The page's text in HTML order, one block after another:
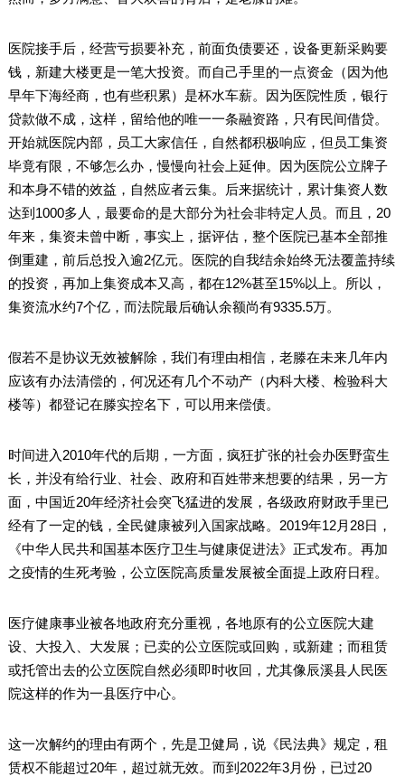
医院接手后，经营亏损要补充，前面负债要还，设备更新采购要
钱，新建大楼更是一笔大投资。而自己手里的一点资金（因为他
早年下海经商，也有些积累）是杯水车薪。因为医院性质，银行
贷款做不成，这样，留给他的唯一一条融资路，只有民间借贷。
开始就医院内部，员工大家信任，自然都积极响应，但员工集资
毕竟有限，不够怎么办，慢慢向社会上延伸。因为医院公立牌子
和本身不错的效益，自然应者云集。后来据统计，累计集资人数
达到1000多人，最要命的是大部分为社会非特定人员。而且，20
年来，集资未曾中断，事实上，据评估，整个医院已基本全部推
倒重建，前后总投入逾2亿元。医院的自我结余始终无法覆盖持续
的投资，再加上集资成本又高，都在12%甚至15%以上。所以，
集资流水约7个亿，而法院最后确认余额尚有9335.5万。
假若不是协议无效被解除，我们有理由相信，老滕在未来几年内
应该有办法清偿的，何况还有几个不动产（内科大楼、检验科大
楼等）都登记在滕实控名下，可以用来偿债。
时间进入2010年代的后期，一方面，疯狂扩张的社会办医野蛮生
长，并没有给行业、社会、政府和百姓带来想要的结果，另一方
面，中国近20年经济社会突飞猛进的发展，各级政府财政手里已
经有了一定的钱，全民健康被列入国家战略。2019年12月28日，
《中华人民共和国基本医疗卫生与健康促进法》正式发布。再加
之疫情的生死考验，公立医院高质量发展被全面提上政府日程。
医疗健康事业被各地政府充分重视，各地原有的公立医院大建
设、大投入、大发展；已卖的公立医院或回购，或新建；而租赁
或托管出去的公立医院自然必须即时收回，尤其像辰溪县人民医
院这样的作为一县医疗中心。
这一次解约的理由有两个，先是卫健局，说《民法典》规定，租
赁权不能超过20年，超过就无效。而到2022年3月份，已过20